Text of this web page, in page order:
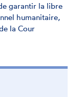
garantir la libre
humanitaire,
la Cour